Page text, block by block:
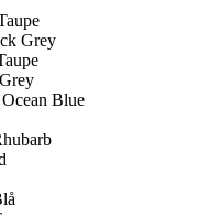
Grey
Blue